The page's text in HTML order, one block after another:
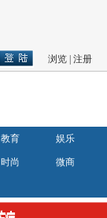
浏览 |注册
教育 娱乐
时尚 微商